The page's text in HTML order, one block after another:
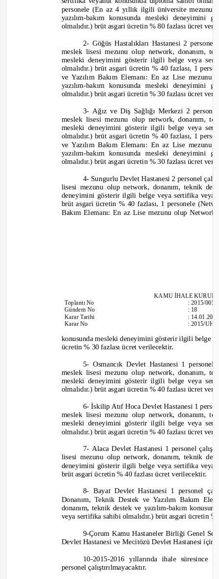
personele (En az 4 yıllık ilgili üniversite
yazılım-bakım konusunda mesleki
olmalıdır.) brüt asgari ücretin % 80 fazlası ücret
2- Göğüs Hastalıkları Hastanesi 2
meslek lisesi mezunu olup network, donanım,
mesleki deneyimini gösterir ilgili belge veya
olmalıdır.) brüt asgari ücretin % 40 fazlası, 1
ve Yazılım Bakım Elemanı: En az Lise
yazılım-bakım konusunda mesleki
olmalıdır.) brüt asgari ücretin % 30 fazlası ücret
3- Ağız ve Diş Sağlığı Merkezi 2
meslek lisesi mezunu olup network, donanım,
mesleki deneyimini gösterir ilgili belge veya
olmalıdır.) brüt asgari ücretin % 40 fazlası, 1
ve Yazılım Bakım Elemanı: En az Lise
yazılım-bakım konusunda mesleki
olmalıdır.) brüt asgari ücretin % 30 fazlası ücret
4- Sungurlu Devlet Hastanesi 2 personel
lisesi mezunu olup network, donanım, teknik
deneyimini gösterir ilgili belge veya sertifika
brüt asgari ücretin % 40 fazlası, 1 personele
Bakım Elemanı: En az Lise mezunu olup Network,
KAMU İHALE
ToplantıNo
Gündem No
Karar Tarihi
Karar No
:2015/005
: 18
:
:2015/
konusunda mesleki deneyimini gösterir ilgili belge
ücretin % 30 fazlası ücret verilecektir.
5- Osmancık Devlet Hastanesi 1
meslek lisesi mezunu olup network, donanım,
mesleki deneyimini gösterir ilgili belge veya
olmalıdır.) brüt asgari ücretin % 40 fazlası ücret
6-İskilip Atıf Hoca Devlet Hastanesi 1
meslek lisesi mezunu olup network, donanım,
mesleki deneyimini gösterir ilgili belge veya
olmalıdır.) brüt asgari ücretin % 40 fazlası ücret
7- Alaca Devlet Hastanesi 1 personel
lisesi mezunu olup network, donanım, teknik
deneyimini gösterir ilgili belge veya sertifika
brüt asgari ücretin % 40 fazlası ücret verilecektir.
8- Bayat Devlet Hastanesi 1 personel
Donanım, Teknik Destek ve Yazılım Bakım
donanım, teknik destek ve yazılım-bakım
veya sertifika sahibi olmalıdır.) brüt asgari ücretin
9-Çorum Kamu Hastaneler Birliği Genel
Devlet Hastanesi ve Mecitözü Devlet Hastanesi
10-2015-2016 yıllarında ihale
personel çalıştırılmayacaktır.